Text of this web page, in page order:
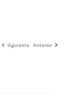
Siguiente Anterior